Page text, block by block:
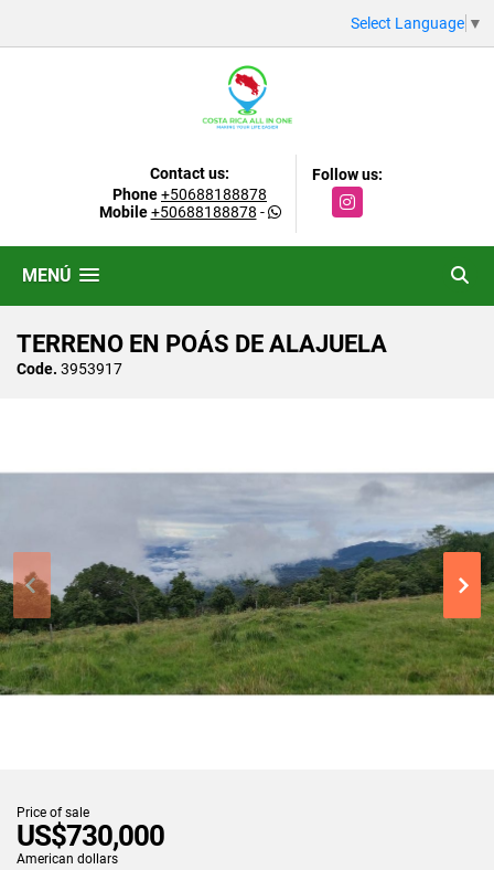
Select Language ▼
Contact us:
Phone+50688188878
Mobile+50688188878 -
Follow us:
Instagram
MENÚ
TERRENO EN POÁS DE ALAJUELA
Code. 3953917
Price of sale
US$730,000
American dollars